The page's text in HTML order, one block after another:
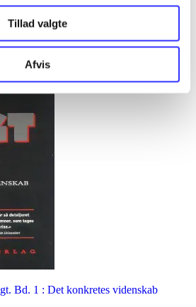
Tillad valgte
Afvis
Bd. 1 : Det konkretes videnskab